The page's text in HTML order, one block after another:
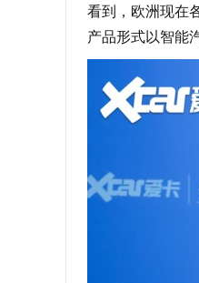
看到，欧洲现在
产品形式以智能